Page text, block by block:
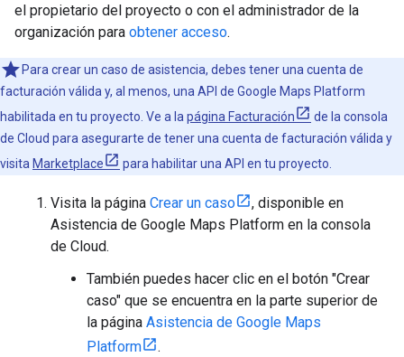
el propietario del proyecto o con el administrador de la
organización para obtener acceso.
Para crear un caso de asistencia, debes tener una cuenta de
facturación válida y, al menos, una API de Google Maps Platform
habilitada en tu proyecto. Ve a la página Facturación
de la consola
de Cloud para asegurarte de tener una cuenta de facturación válida y
visita Marketplace para habilitar una API en tu proyecto.
Visita la página Crear un caso
, disponible en
Asistencia de Google Maps Platform en la consola
de Cloud.
También puedes hacer clic en el botón "Crear
caso" que se encuentra en la parte superior de
la página Asistencia de Google Maps
Platform
.